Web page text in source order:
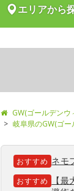
エリアから
GW(ゴールデンウ
岐阜県のGW(ゴー
おすすめ ネモ
おすすめ
【